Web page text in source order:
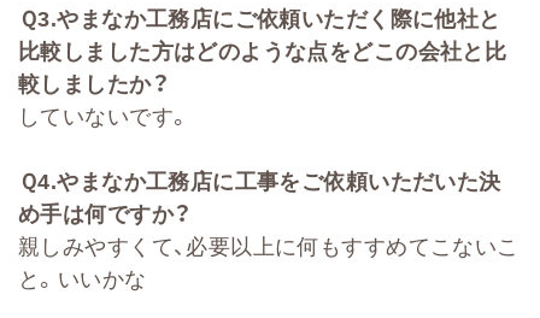
Ｑ3.やまなか工務店にご依頼いただく際に他社と
比較しました方はどのような点をどこの会社と比
較しましたか？
していないです。
Ｑ4.やまなか工務店に工事をご依頼いただいた決
め手は何ですか？
親しみやすくて、必要以上に何もすすめてこないこ
と。いいかな